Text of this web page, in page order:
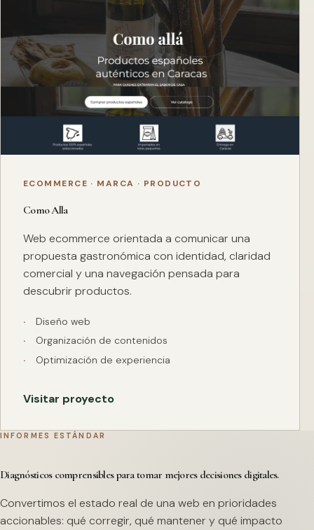
ECOMMERCE · MARCA · PRODUCTO
Como Alla
Web ecommerce orientada a comunicar una
propuesta gastronómica con identidad, claridad
comercial y una navegación pensada para
descubrir productos.
Diseño web
Organización de contenidos
Optimización de experiencia
Visitar proyecto
INFORMES ESTÁNDAR
Diagnósticos comprensibles para tomar mejores decisiones digitales.
Convertimos el estado real de una web en prioridades
accionables: qué corregir, qué mantener y qué impacto